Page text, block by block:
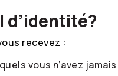
d’identité?
recevez :
vous n’avez